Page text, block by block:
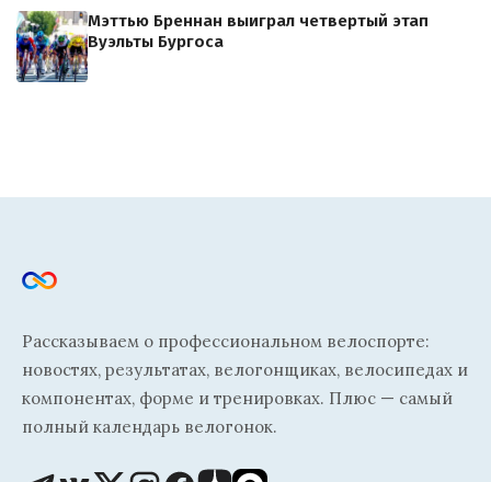
Мэттью Бреннан выиграл четвертый этап
Вуэльты Бургоса
Рассказываем о профессиональном велоспорте:
новостях, результатах, велогонщиках, велосипедах и
компонентах, форме и тренировках. Плюс — самый
полный календарь велогонок.